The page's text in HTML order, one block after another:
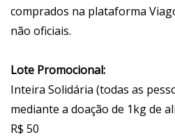
comprados na plataforma
não oficiais.
Lote Promocional:
Inteira Solidária (todas as
mediante a doação de 1kg de
R$ 50